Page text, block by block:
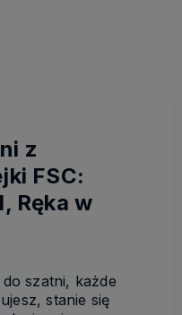
z
FSC:
Ręka w
szatni, każde
stanie się